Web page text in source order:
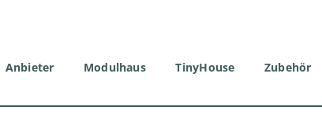
Anbieter Modulhaus TinyHouse Zubehör